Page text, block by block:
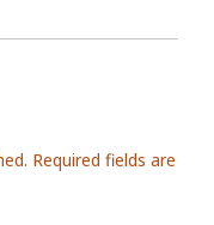
Required fields are